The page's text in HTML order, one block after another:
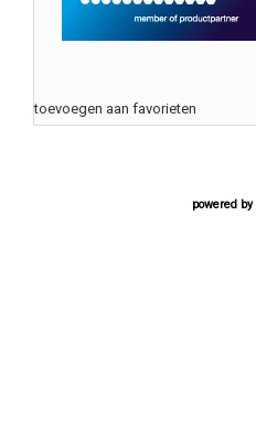
toevoegen aan favorieten
powered by